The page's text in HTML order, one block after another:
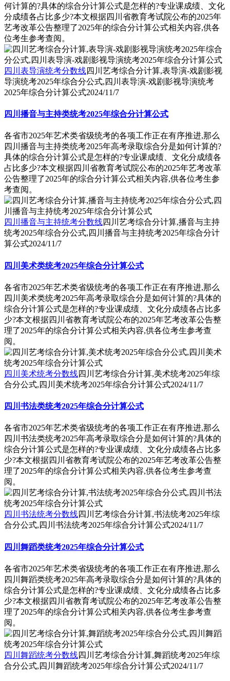
何计算的?具体的综合分计算公式是怎样的?专业课成绩、文化
分成绩各占比多少?本文根据四川省教育考试院公布的2025年
艺考改革公告整理了2025年的综合分计算公式相关内容,供各
位考生参考查阅。
四川表导演统考分数线四川艺考综合分计算,表导演-戏剧影视
导演统考2025年综合分公式,四川表导演-戏剧影视导演统考
2025年综合分计算公式2024/11/7
四川播音与主持类统考2025年综合分计算公式
各省市2025年艺术类省级统考的各项工作正在有序推进,那么
四川播音与主持类统考2025年高考录取综合分是如何计算的?
具体的综合分计算公式是怎样的?专业课成绩、文化分成绩各
占比多少?本文根据四川省教育考试院公布的2025年艺考改革
公告整理了2025年的综合分计算公式相关内容,供各位考生参
考查阅。
四川播音与主持统考分数线四川艺考综合分计算,播音与主持
统考2025年综合分公式,四川播音与主持统考2025年综合分计
算公式2024/11/7
四川美术类统考2025年综合分计算公式
各省市2025年艺术类省级统考的各项工作正在有序推进,那么
四川美术类统考2025年高考录取综合分是如何计算的?具体的
综合分计算公式是怎样的?专业课成绩、文化分成绩各占比多
少?本文根据四川省教育考试院公布的2025年艺考改革公告整
理了2025年的综合分计算公式相关内容,供各位考生参考查
阅。
四川美术统考分数线四川艺考综合分计算,美术统考2025年综
合分公式,四川美术统考2025年综合分计算公式2024/11/7
四川书法类统考2025年综合分计算公式
各省市2025年艺术类省级统考的各项工作正在有序推进,那么
四川书法类统考2025年高考录取综合分是如何计算的?具体的
综合分计算公式是怎样的?专业课成绩、文化分成绩各占比多
少?本文根据四川省教育考试院公布的2025年艺考改革公告整
理了2025年的综合分计算公式相关内容,供各位考生参考查
阅。
四川书法统考分数线四川艺考综合分计算,书法统考2025年综
合分公式,四川书法统考2025年综合分计算公式2024/11/7
四川舞蹈类统考2025年综合分计算公式
各省市2025年艺术类省级统考的各项工作正在有序推进,那么
四川舞蹈类统考2025年高考录取综合分是如何计算的?具体的
综合分计算公式是怎样的?专业课成绩、文化分成绩各占比多
少?本文根据四川省教育考试院公布的2025年艺考改革公告整
理了2025年的综合分计算公式相关内容,供各位考生参考查
阅。
四川舞蹈统考分数线四川艺考综合分计算,舞蹈统考2025年综
合分公式,四川舞蹈统考2025年综合分计算公式2024/11/7